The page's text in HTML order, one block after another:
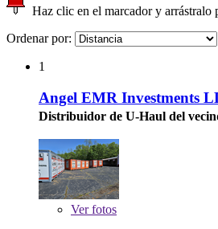
Haz clic en el marcador y arrástralo
Ordenar por:
1
Angel EMR Investments
Distribuidor de U-Haul del
Verfotos